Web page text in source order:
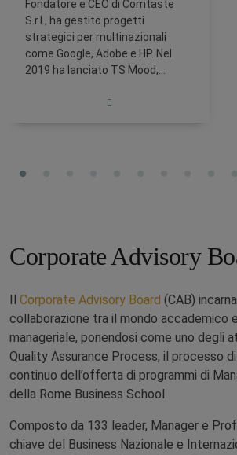
Fondatore e CEO di Comtaste
S.r.l., ha gestito progetti
strategici per multinazionali
come Google, Adobe e HP. Nel
2019 ha lanciato TS Mood,
booking online. Dal 2021 è
Corporate Advisory
Il Corporate Advisory Board (CAB)
collaborazione tra il mondo accademico
manageriale, ponendosi come uno degli
Quality Assurance Process, il processo
continuo dell’offerta di programmi di
della Rome Business School
Composto da 133 leader, Manager e
chiave del Business Nazionale e